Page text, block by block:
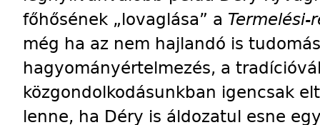
főhősének „lovaglása” a Termelési-
még ha az nem hajlandó is
hagyományértelmezés, a
közgondolkodásunkban igencsak
lenne, ha Déry is áldozatul esne